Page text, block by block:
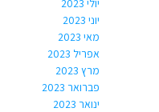
יוני 2023
מאי 2023
אפריל 2023
מרץ 2023
פברואר 2023
ינואר 2023